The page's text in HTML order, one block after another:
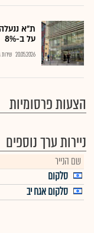
על ב-8%
20.05.2026 שירות
הצעות פרסומיות
ניירות ערך נוספים
שם הנייר
סלקום
סלקום אגח יב